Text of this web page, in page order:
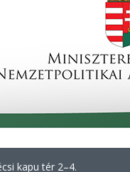
kapu tér 2–4.